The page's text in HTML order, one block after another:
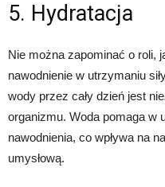
5. Hydratacja
Nie można zapominać o roli,
nawodnienie w utrzymaniu
wody przez cały dzień jest
organizmu. Woda pomaga w
nawodnienia, co wpływa na
umysłową.